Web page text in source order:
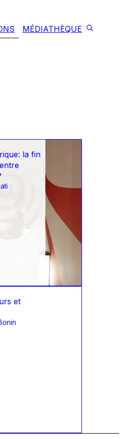
MÉDIATHÈQUE
la fin
et